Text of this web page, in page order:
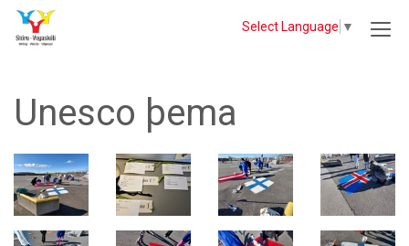
Select Language ▼
Unesco þema